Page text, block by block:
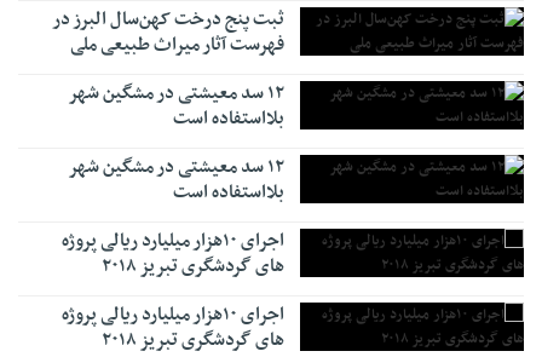
ثبت پنج درخت کهن‌سال البرز در
فهرست آثار میراث طبیعی ملی
۱۲ سد معیشتی در مشگین شهر
بلااستفاده است
۱۲ سد معیشتی در مشگین شهر
بلااستفاده است
اجرای ۱۰هزار میلیارد ریالی پروژه
های گردشگری تبریز ۲۰۱۸
اجرای ۱۰هزار میلیارد ریالی پروژه
های گردشگری تبریز ۲۰۱۸